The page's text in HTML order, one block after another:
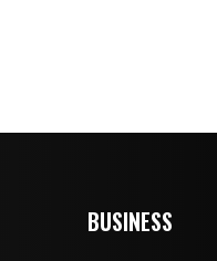
BUSINESS